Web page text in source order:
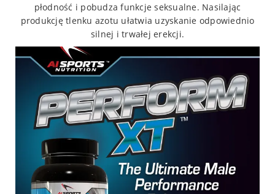
płodność i pobudza funkcje seksualne. Nasilając
produkcję tlenku azotu ułatwia uzyskanie odpowiednio
silnej i trwałej erekcji.